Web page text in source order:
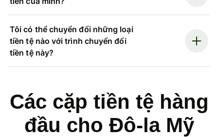
Tôi có thể chuyển đổi những loại
tiền tệ nào với trình chuyển đổi
tiền tệ này?
Các cặp tiền tệ hàng
đầu cho Đô-la Mỹ